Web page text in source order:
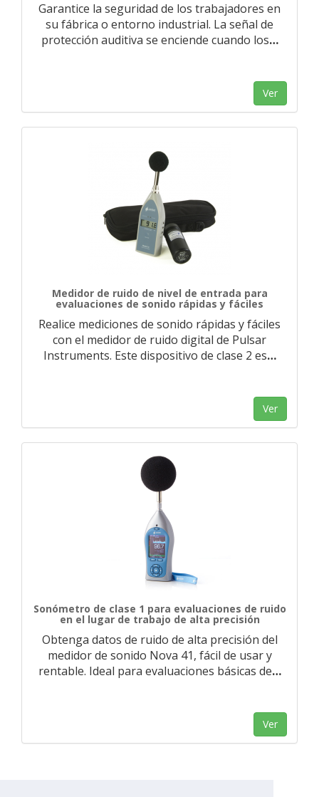
Garantice la seguridad de los trabajadores en
su fábrica o entorno industrial. La señal de
protección auditiva se enciende cuando los…
Ver
Medidor de ruido de nivel de entrada para
evaluaciones de sonido rápidas y fáciles
Realice mediciones de sonido rápidas y fáciles
con el medidor de ruido digital de Pulsar
Instruments. Este dispositivo de clase 2 es…
Ver
Sonómetro de clase 1 para evaluaciones de ruido
en el lugar de trabajo de alta precisión
Obtenga datos de ruido de alta precisión del
medidor de sonido Nova 41, fácil de usar y
rentable. Ideal para evaluaciones básicas de…
Ver